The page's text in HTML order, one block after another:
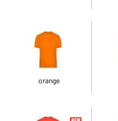
orange